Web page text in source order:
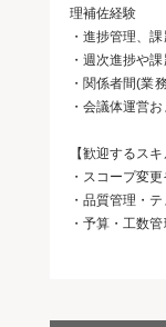
理補佐経験
・進捗管理、
・週次進捗や
・関係者間(業
・会議体運営
【歓迎するスキ
・スコープ変
・品質管理・
・予算・工数